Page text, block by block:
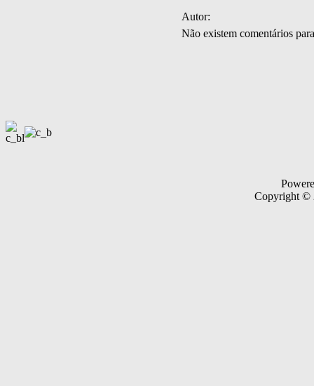
Autor:
Não existem comentários
Copyright ©